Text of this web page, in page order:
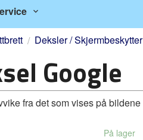
Deksler / Skjermbeskytter
Google
fra det som vises på bildene
På lager